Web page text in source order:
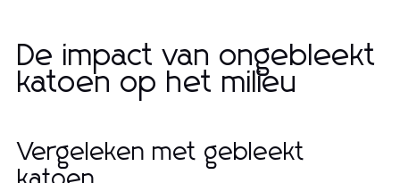
De impact van ongebleekt
katoen op het milieu
Vergeleken met gebleekt